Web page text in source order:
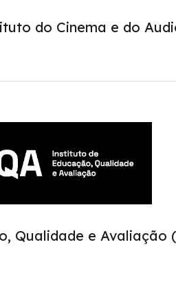
do Cinema e do
Qualidade e Avaliação